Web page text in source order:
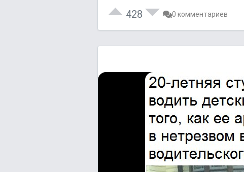
428 0 комментариев